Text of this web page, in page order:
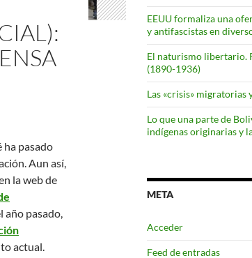
ha pasado
Aun así,
la web de
año pasado,
actual.
EEUU formaliza una
y antifascistas en
El naturismo libertario.
(1890-1936)
Las «crisis» migratorias
Lo que una parte de
indígenas originarias y
META
Acceder
Feed de entradas